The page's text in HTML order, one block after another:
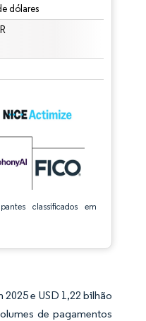
dólares
classificados em
conforme CC BY 4.0.
e USD 1,22 bilhão
de pagamentos